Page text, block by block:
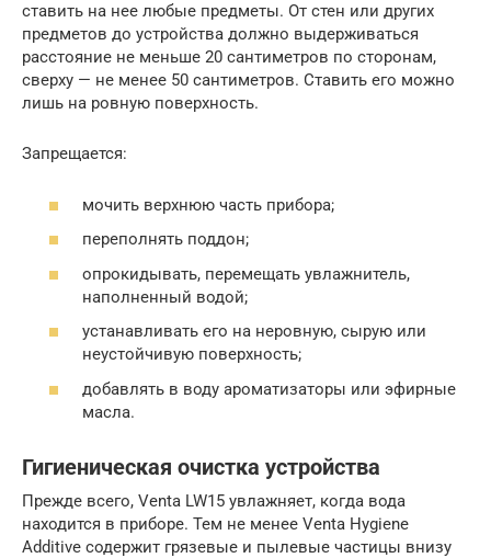
ставить на нее любые предметы. От стен или других
предметов до устройства должно выдерживаться
расстояние не меньше 20 сантиметров по сторонам,
сверху — не менее 50 сантиметров. Ставить его можно
лишь на ровную поверхность.
Запрещается:
мочить верхнюю часть прибора;
переполнять поддон;
опрокидывать, перемещать увлажнитель,
наполненный водой;
устанавливать его на неровную, сырую или
неустойчивую поверхность;
добавлять в воду ароматизаторы или эфирные
масла.
Гигиеническая очистка устройства
Прежде всего, Venta LW15 увлажняет, когда вода
находится в приборе. Тем не менее Venta Hygiene
Additive содержит грязевые и пылевые частицы внизу